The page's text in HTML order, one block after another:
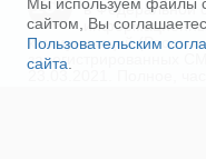
16+
в Федеральной
коммуникаций
зарегистрированных
сайтом, Вы
Пользовательским
сайта